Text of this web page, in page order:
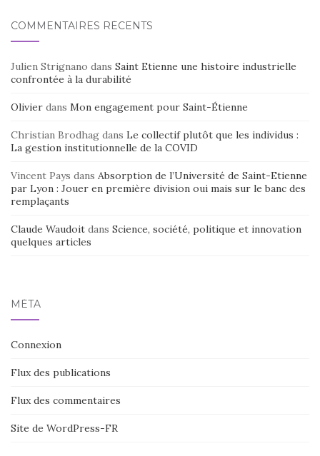
COMMENTAIRES RÉCENTS
Julien Strignano dans Saint Etienne une histoire industrielle
confrontée à la durabilité
Olivier dans Mon engagement pour Saint-Étienne
Christian Brodhag dans Le collectif plutôt que les individus :
La gestion institutionnelle de la COVID
Vincent Pays dans Absorption de l’Université de Saint-Etienne
par Lyon : Jouer en première division oui mais sur le banc des
remplaçants
Claude Waudoit dans Science, société, politique et innovation
quelques articles
MÉTA
Connexion
Flux des publications
Flux des commentaires
Site de WordPress-FR